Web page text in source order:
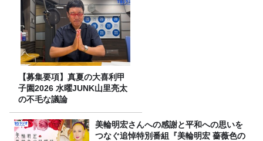
【募集要項】真夏の大喜利甲
子園2026 水曜JUNK山里亮太
の不毛な議論
美輪明宏さんへの感謝と平和への思いを
つなぐ追悼特別番組『美輪明宏 薔薇色の